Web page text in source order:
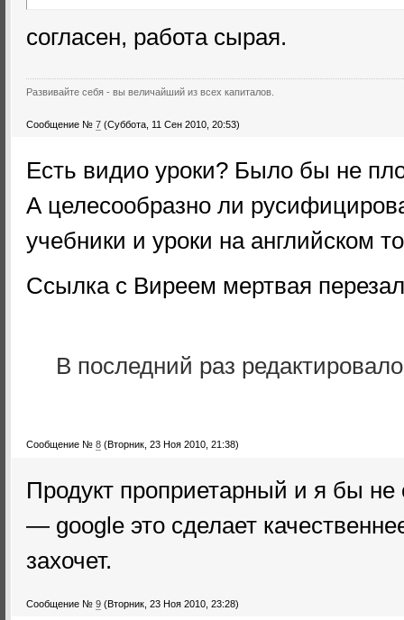
согласен, работа сырая.
Развивайте себя - вы величайший из всех капиталов.
Сообщение № 7 (Суббота, 11 Сен 2010, 20:53)
Есть видио уроки? Было бы не
А целесообразно ли
учебники и уроки на английском
Ссылка с Виреем мертвая
В последний раз
Сообщение № 8 (Вторник, 23 Ноя 2010, 21:38)
Продукт проприетарный и я бы не
— google это сделает
захочет.
Сообщение № 9 (Вторник, 23 Ноя 2010, 23:28)